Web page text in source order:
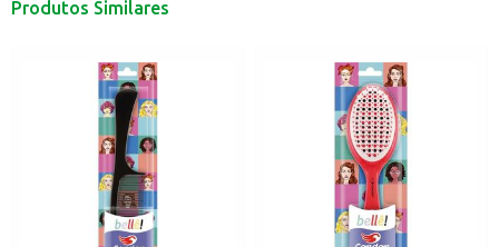
Produtos Similares